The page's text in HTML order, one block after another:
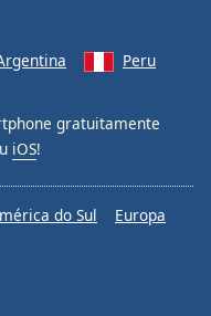
Peru
gratuitamente
iOS!
do Sul
Europa